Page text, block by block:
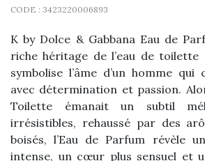
CODE : 3423220006893
K by Dolce & Gabbana Eau de
riche héritage de l’eau de
symbolise l’âme d’un homme
avec détermination et passion.
Toilette émanait un subtil
irrésistibles, rehaussé par des
boisés, l’Eau de Parfum révèle
intense, un cœur plus sensuel et